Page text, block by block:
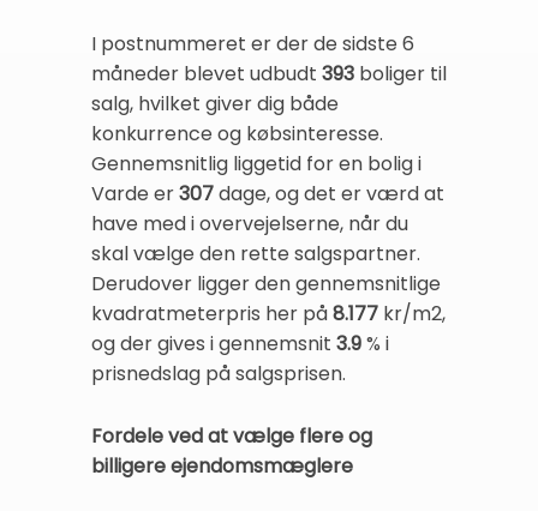
I postnummeret er der de sidste 6
måneder blevet udbudt 393 boliger til
salg, hvilket giver dig både
konkurrence og købsinteresse.
Gennemsnitlig liggetid for en bolig i
Varde er307dage, og det er værd at
have med i overvejelserne, når du
skal vælge den rette salgspartner.
Derudover ligger den gennemsnitlige
kvadratmeterpris her på8.177 kr/m2,
og der gives i gennemsnit 3.9% i
prisnedslag på salgsprisen.
Fordele ved at vælge flere og
billigere ejendomsmæglere